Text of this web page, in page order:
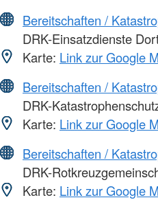
Bereitschaften /
DRK-Einsatzdienste
Karte: Link zur Google
Bereitschaften /
DRK-
Karte: Link zur Google
Bereitschaften /
DRK-
Karte: Link zur Google